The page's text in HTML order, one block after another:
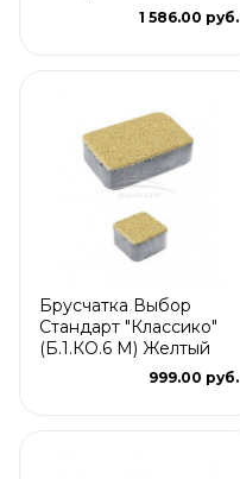
1 586.00 руб.
Брусчатка Выбор
Стандарт "Классико"
(Б.1.КО.6 М) Желтый
999.00 руб.